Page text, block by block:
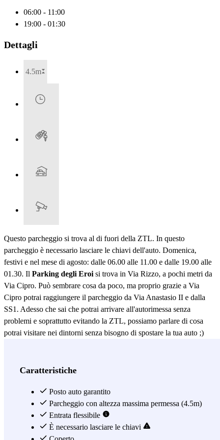
06:00 - 11:00
19:00 - 01:30
Dettagli
4.5m
Questo parcheggio si trova al di fuori della ZTL. In questo
parcheggio è necessario lasciare le chiavi dell'auto. Domenica,
festivi e nel mese di agosto: dalle 06.00 alle 11.00 e dalle 19.00 alle
01.30. Il Parking degli Eroi si trova in Via Rizzo, a pochi metri da
Via Cipro. Può sembrare cosa da poco, ma proprio grazie a Via
Cipro potrai raggiungere il parcheggio da Via Anastasio II e dalla
SS1. Adesso che sai che potrai arrivare all'autorimessa senza
problemi e soprattutto evitando la ZTL, possiamo parlare di cosa
potrai visitare nei dintorni senza bisogno di spostare la tua auto ;)
Basilica di San Pietro in Vaticano. Una volta entrato non potrai
Cappella Sistina affrescata da Michelangelo, la Pinacoteca Vaticana
e il Palazzo Apostolico. Inoltre, in pochi minuti a piedi dal
parcheggio si possono raggiungere anche la Chiesa di Santa Maria
delle Grazie e la Stazione ferroviaria di Valle Aurelia
Caratteristiche
Posto auto garantito
Parcheggio con altezza massima permessa (4.5m)
Entrata flessibile
È necessario lasciare le chiavi